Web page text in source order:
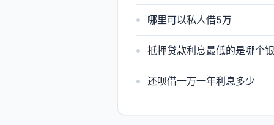
哪里可以私人借5万
抵押贷款利息最低的是哪个
还呗借一万一年利息多少